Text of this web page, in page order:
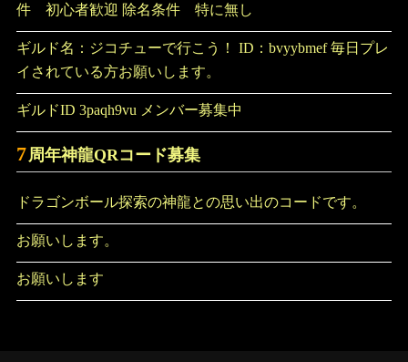
件 初心者歓迎 除名条件 特に無し
ギルド名：ジコチューで行こう！ ID：bvyybmef 毎日プレ
イされている方お願いします。
ギルドID 3paqh9vu メンバー募集中
7 周年神龍QRコード募集
ドラゴンボール探索の神龍との思い出のコードです。
お願いします。
お願いします